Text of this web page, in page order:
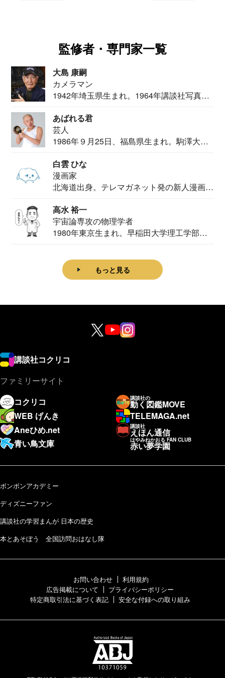
監修者・専門家一覧
大島 康嗣
カメラマン
1942年埼玉県生まれ。1964年講談社写真部
あばれる君
芸人
1986年９月25日、福島県生まれ。駒澤大学
白雲 ひな
漫画家
北海道出身。テレマガネット発の新人漫画
高水 裕一
宇宙論専攻の物理学者
1980年東京生まれ。早稲田大学理工学部物
もっと見る
講談社コクリコ
ファミリーサイト
コクリコ
講談社の
動く図鑑MOVE
WEB げんき
TELEMAGA.net
Aneひめ.net
講談社
えほん通信
青い鳥文庫
はやみねかおる FAN CLUB
赤い夢学園
ボンボンアカデミー
ディズニーファン
講談社の学習まんが 日本の歴史
本とあそぼう 全国訪問おはなし隊
お問い合わせ
利用規約
広告掲載について
プライバシーポリシー
特定商取引法に基づく表記
安全な付録への取り組み